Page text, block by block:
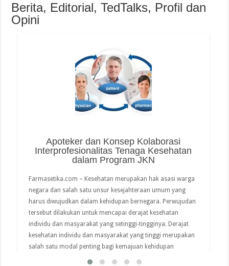
Berita, Editorial, TedTalks, Profil dan
Opini
Apoteker dan Konsep Kolaborasi
Interprofesionalitas Tenaga Kesehatan
dalam Program JKN
Farmasetika.com – Kesehatan merupakan hak asasi warga
negara dan salah satu unsur kesejahteraan umum yang
harus diwujudkan dalam kehidupan bernegara. Perwujudan
tersebut dilakukan untuk mencapai derajat kesehatan
individu dan masyarakat yang setinggi-tingginya. Derajat
kesehatan individu dan masyarakat yang tinggi merupakan
salah satu modal penting bagi kemajuan kehidupan
berbangsa. Lalu bagaimana langkah yang telah dilakukan